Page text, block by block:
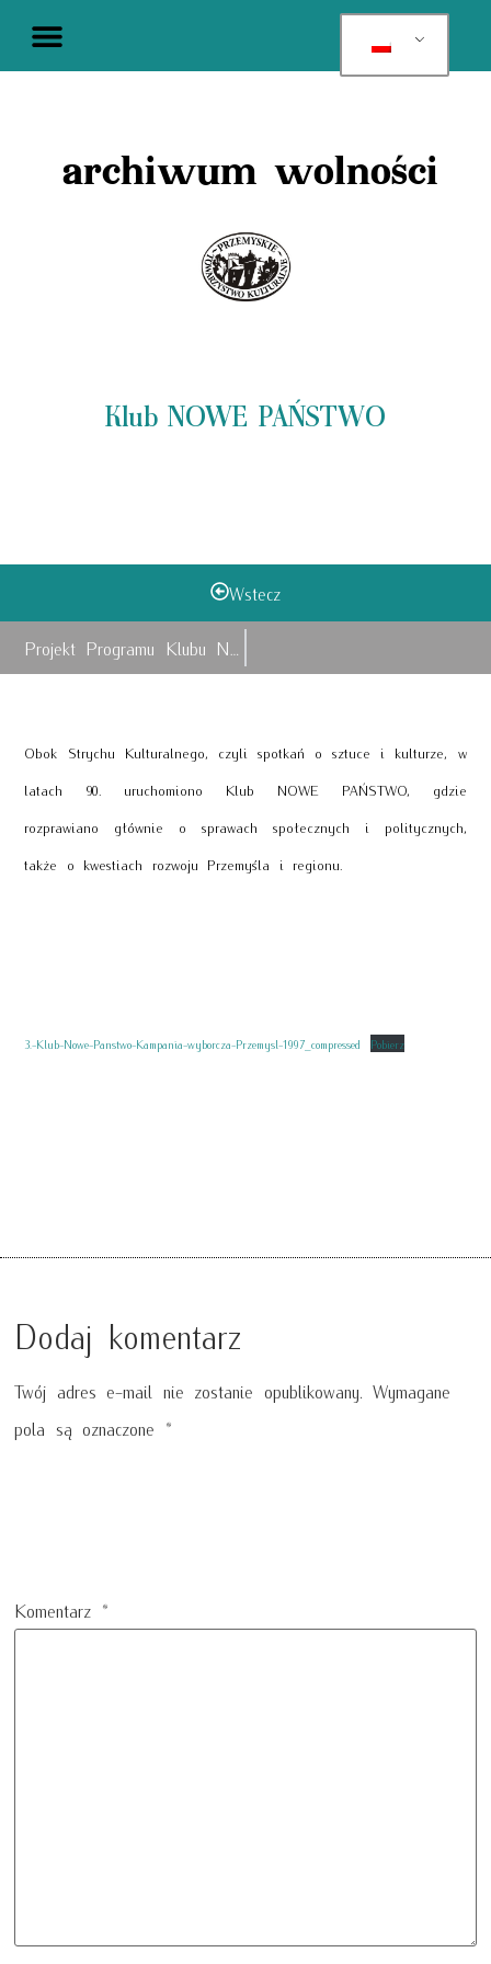
archiwum wolności
Klub NOWE PAŃSTWO
Wstecz
Obok Strychu Kulturalnego, czyli spotkań o sztuce i kulturze, w
latach 90. uruchomiono Klub NOWE PAŃSTWO, gdzie
rozprawiano głównie o sprawach społecznych i politycznych,
także o kwestiach rozwoju Przemyśla i regionu.
3.-Klub-Nowe-Panstwo-Kampania-wyborcza-Przemysl-1997_compressed Pobierz
Dodaj komentarz
Twój adres e-mail nie zostanie opublikowany. Wymagane
pola są oznaczone *
Komentarz *